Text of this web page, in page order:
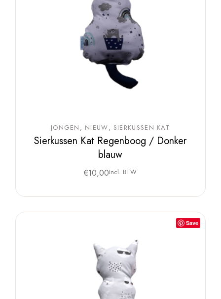
JONGEN NIEUW SIERKUSSEN KAT
Sierkussen Kat Regenboog / Donker
blauw
€10,00Incl. BTW
Save